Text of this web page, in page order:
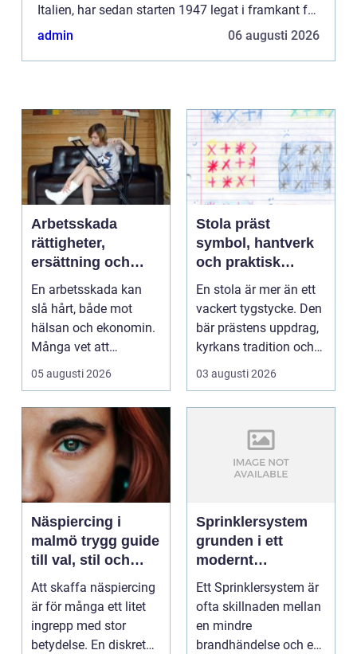
Italien, har sedan starten 1947 legat i framkant för
innovati...
admin 06 augusti 2026
Arbetsskada
rättigheter,
ersättning och
vägen vidare
En arbetsskada kan
slå hårt, både mot
hälsan och ekonomin.
Många vet att
arbetsgivaren ska
informera...
05 augusti 2026
Stola präst
symbol, hantverk
och praktisk
vägledning
En stola är mer än ett
vackert tygstycke. Den
bär prästens uppdrag,
kyrkans tradition och
församling...
03 augusti 2026
Näspiercing i
malmö trygg guide
till val, stil och
studio
Att skaffa näspiercing
är för många ett litet
ingrepp med stor
betydelse. En diskret
Sprinklersystem
grunden i ett
modernt
brandskydd
Ett Sprinklersystem är
ofta skillnaden mellan
en mindre
brandhändelse och en